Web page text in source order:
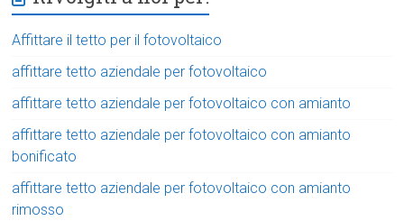
Affittare il tetto per il fotovoltaico
affittare tetto aziendale per fotovoltaico
affittare tetto aziendale per fotovoltaico con amianto
affittare tetto aziendale per fotovoltaico con amianto
bonificato
affittare tetto aziendale per fotovoltaico con amianto
rimosso